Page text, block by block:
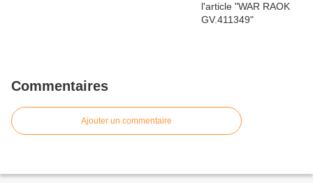
Commentaires
Ajouter un commentaire